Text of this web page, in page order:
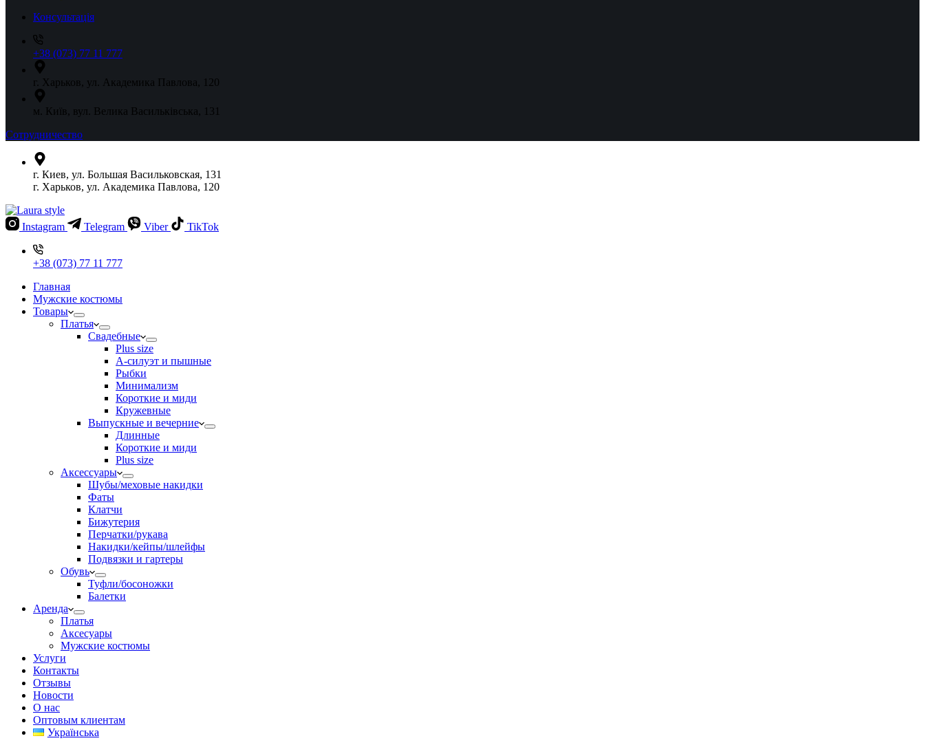
Консультація
+38 (073) 77 11 777
г. Харьков, ул. Академика Павлова, 120
м. Київ, вул. Велика Васильківська, 131
Сотрудничество
г. Киев, ул. Большая Васильковская, 131
г. Харьков, ул. Академика Павлова, 120
Instagram Telegram Viber TikTok
+38 (073) 77 11 777
Главная
Мужские костюмы
Товары
Платья
Свадебные
Plus size
А-силуэт и пышные
Рыбки
Минимализм
Короткие и миди
Кружевные
Выпускные и вечерние
Длинные
Короткие и миди
Plus size
Аксессуары
Шубы/меховые накидки
Фаты
Клатчи
Бижутерия
Перчатки/рукава
Накидки/кейпы/шлейфы
Подвязки и гартеры
Обувь
Туфли/босоножки
Балетки
Аренда
Платья
Аксесуары
Мужские костюмы
Услуги
Контакты
Отзывы
Новости
О нас
Оптовым клиентам
Українська